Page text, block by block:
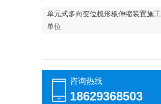
单元式多向变位梳形板伸缩装置施工
单位
咨询热线
18629368503